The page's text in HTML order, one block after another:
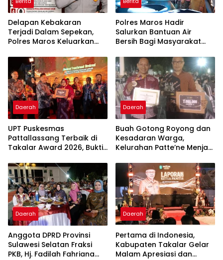
Delapan Kebakaran
Terjadi Dalam Sepekan,
Polres Maros Keluarkan
Masyarakat
Polres Maros Hadir
Salurkan Bantuan Air
Bersih Bagi Masyarakat
Di Maros
Daerah
UPT Puskesmas
Pattallassang Terbaik di
Takalar Award 2026, Bukti
Pelayanan Kesehatan
Berkualitas
Daerah
Buah Gotong Royong dan
Kesadaran Warga,
Kelurahan Patte’ne Menjadi
2026
Daerah
Anggota DPRD Provinsi
Sulawesi Selatan Fraksi
PKB, Hj. Fadilah Fahriana
Daerah
Pertama di Indonesia,
Kabupaten Takalar Gelar
Malam Apresiasi dan